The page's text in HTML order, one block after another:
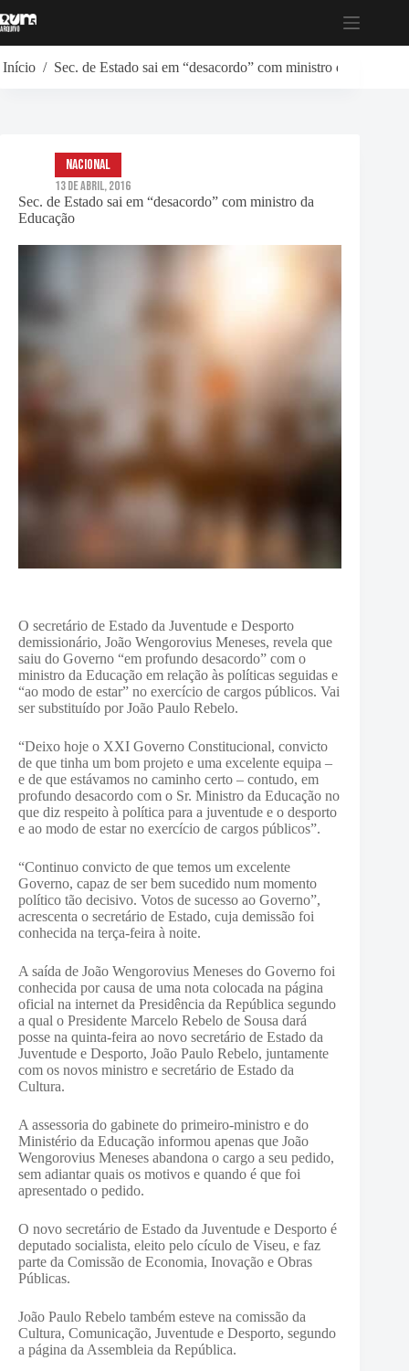
para
Início / Sec. de Estado sai em “desacordo” com ministro da Educação
Sec. de Estado sai em “desacordo” com ministro da
Educação
Nacional
13 de Abril, 2016
O secretário de Estado da Juventude e Desporto
demissionário, João Wengorovius Meneses, revela que
saiu do Governo “em profundo desacordo” com o
ministro da Educação em relação às políticas seguidas e
“ao modo de estar” no exercício de cargos públicos. Vai
ser substituído por João Paulo Rebelo.
“Deixo hoje o XXI Governo Constitucional, convicto
de que tinha um bom projeto e uma excelente equipa –
e de que estávamos no caminho certo – contudo, em
profundo desacordo com o Sr. Ministro da Educação no
que diz respeito à política para a juventude e o desporto
e ao modo de estar no exercício de cargos públicos”.
“Continuo convicto de que temos um excelente
Governo, capaz de ser bem sucedido num momento
político tão decisivo. Votos de sucesso ao Governo”,
acrescenta o secretário de Estado, cuja demissão foi
conhecida na terça-feira à noite.
A saída de João Wengorovius Meneses do Governo foi
conhecida por causa de uma nota colocada na página
oficial na internet da Presidência da República segundo
a qual o Presidente Marcelo Rebelo de Sousa dará
posse na quinta-feira ao novo secretário de Estado da
Juventude e Desporto, João Paulo Rebelo, juntamente
com os novos ministro e secretário de Estado da
Cultura.
A assessoria do gabinete do primeiro-ministro e do
Ministério da Educação informou apenas que João
Wengorovius Meneses abandona o cargo a seu pedido,
sem adiantar quais os motivos e quando é que foi
apresentado o pedido.
O novo secretário de Estado da Juventude e Desporto é
deputado socialista, eleito pelo cículo de Viseu, e faz
parte da Comissão de Economia, Inovação e Obras
Públicas.
João Paulo Rebelo também esteve na comissão da
Cultura, Comunicação, Juventude e Desporto, segundo
a página da Assembleia da República.